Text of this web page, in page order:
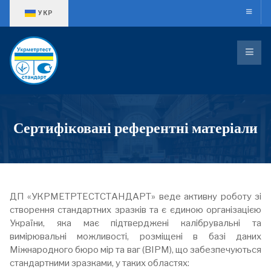
УКР
Сертифіковані референтні матеріали
ДП «УКРМЕТРТЕСТСТАНДАРТ» веде активну роботу зі
створення стандартних зразків та є єдиною організацією
України, яка має підтверджені калібрувальні та
вимірювальні можливості, розміщені в базі даних
Міжнародного бюро мір та ваг (BIPM), що забезпечуються
стандартними зразками, у таких областях: